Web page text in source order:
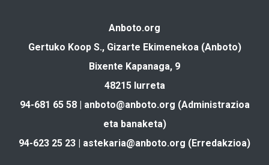
Anboto.org
Gertuko Koop S., Gizarte Ekimenekoa (Anboto)
Bixente Kapanaga, 9
48215 Iurreta
94-681 65 58 | anboto@anboto.org (Administrazioa
eta banaketa)
94-623 25 23 | astekaria@anboto.org (Erredakzioa)